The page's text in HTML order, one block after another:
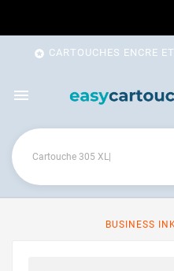
 CARTOUCHES ENCRE

BUSINESS